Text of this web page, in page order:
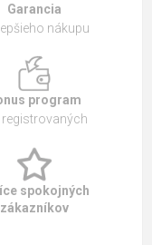
Garancia
nákupu
program
registrovaných
spokojných
zákazníkov